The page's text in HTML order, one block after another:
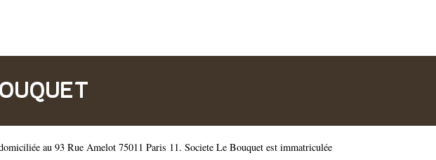
au 93 Rue Amelot 75011 Paris 11. Societe Le Bouquet est immatriculée